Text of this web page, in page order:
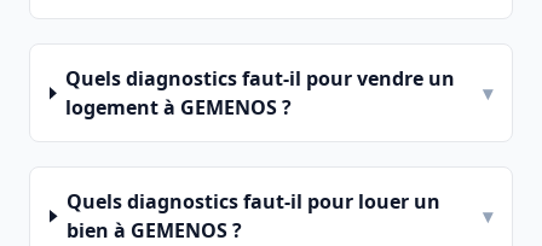
Quels diagnostics faut-il pour vendre un
logement à GEMENOS ?
▾
Quels diagnostics faut-il pour louer un
bien à GEMENOS ?
▾